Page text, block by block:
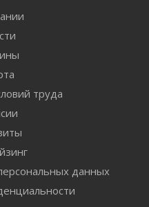
труда
данных